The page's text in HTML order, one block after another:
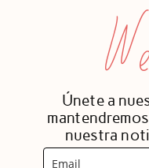
Únete a
nuestra